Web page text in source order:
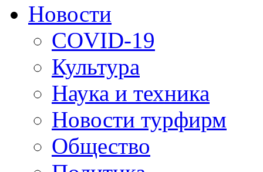
Новости
COVID-19
Культура
Наука и техника
Новости турфирм
Общество